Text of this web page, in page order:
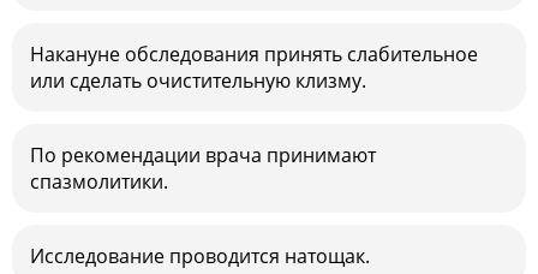
Накануне обследования принять слабительное
или сделать очистительную клизму.
По рекомендации врача принимают
спазмолитики.
Исследование проводится натощак.